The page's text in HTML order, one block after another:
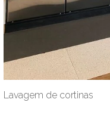
Lavagem de cortinas